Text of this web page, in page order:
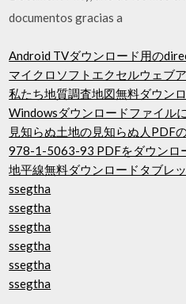
documentos gracias a
Android TVダウンロード用の
マイクロソフトエクセルウェブ
私たち地質調査地図無料ダウン
Windowsダウンロードファイル
見知らぬ土地の見知らぬ人PDF
978-1-5063-93 PDFをダウンロ
地平線無料ダウンロードタブレ
ssegtha
ssegtha
ssegtha
ssegtha
ssegtha
ssegtha